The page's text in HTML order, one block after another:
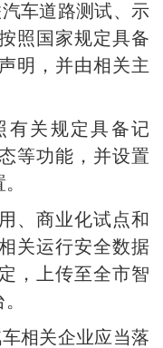
车道路测试、示
照国家规定具备
明，并由相关主
有关规定具备记
等功能，并设置
、商业化试点和
关运行安全数据
，上传至全市智
相关企业应当落